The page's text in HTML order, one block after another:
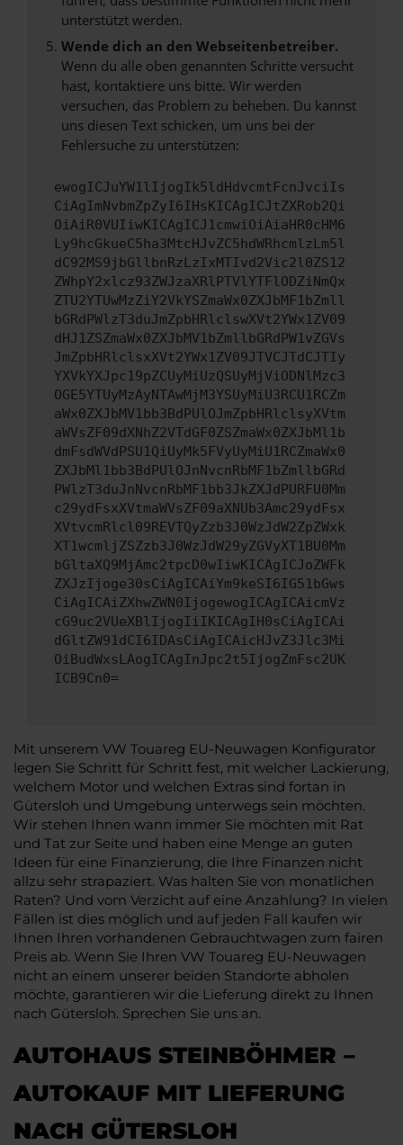
unterstützt werden.
Wende dich an den Webseitenbetreiber.
Wenn du alle oben genannten Schritte versucht
hast, kontaktiere uns bitte. Wir werden
versuchen, das Problem zu beheben. Du kannst
uns diesen Text schicken, um uns bei der
Fehlersuche zu unterstützen:
ewogICJuYW1lIjogIk5ldHdvcmtFcnJvciIs
CiAgImNvbmZpZyI6IHsKICAgICJtZXRob2Qi
OiAiR0VUIiwKICAgICJ1cmwiOiAiaHR0cHM6
Ly9hcGkueC5ha3MtcHJvZC5hdWRhcmlzLm5l
dC92MS9jbGllbnRzLzIxMTIvd2Vic2l0ZS12
ZWhpY2xlcz93ZWJzaXRlPTVlYTFlODZiNmQx
ZTU2YTUwMzZiY2VkYSZmaWx0ZXJbMF1bZmll
bGRdPWlzT3duJmZpbHRlclswXVt2YWx1ZV09
dHJ1ZSZmaWx0ZXJbMV1bZmllbGRdPW1vZGVs
JmZpbHRlclsxXVt2YWx1ZV09JTVCJTdCJTIy
YXVkYXJpc19pZCUyMiUzQSUyMjViODNlMzc3
OGE5YTUyMzAyNTAwMjM3YSUyMiU3RCU1RCZm
aWx0ZXJbMV1bb3BdPUlOJmZpbHRlclsyXVtm
aWVsZF09dXNhZ2VTdGF0ZSZmaWx0ZXJbMl1b
dmFsdWVdPSU1QiUyMk5FVyUyMiU1RCZmaWx0
ZXJbMl1bb3BdPUlOJnNvcnRbMF1bZmllbGRd
PWlzT3duJnNvcnRbMF1bb3JkZXJdPURFU0Mm
c29ydFsxXVtmaWVsZF09aXNUb3Amc29ydFsx
XVtvcmRlcl09REVTQyZzb3J0WzJdW2ZpZWxk
XT1wcmljZSZzb3J0WzJdW29yZGVyXT1BU0Mm
bGltaXQ9MjAmc2tpcD0wIiwKICAgICJoZWFk
ZXJzIjoge30sCiAgICAiYm9keSI6IG51bGws
CiAgICAiZXhwZWN0IjogewogICAgICAicmVz
cG9uc2VUeXBlIjogIiIKICAgIH0sCiAgICAi
dGltZW91dCI6IDAsCiAgICAicHJvZ3Jlc3Mi
OiBudWxsLAogICAgInJpc2t5IjogZmFsc2UK
ICB9Cn0=
Mit unserem VW Touareg EU-Neuwagen Konfigurator
legen Sie Schritt für Schritt fest, mit welcher Lackierung,
welchem Motor und welchen Extras sind fortan in
Gütersloh und Umgebung unterwegs sein möchten.
Wir stehen Ihnen wann immer Sie möchten mit Rat
und Tat zur Seite und haben eine Menge an guten
Ideen für eine Finanzierung, die Ihre Finanzen nicht
allzu sehr strapaziert. Was halten Sie von monatlichen
Raten? Und vom Verzicht auf eine Anzahlung? In vielen
Fällen ist dies möglich und auf jeden Fall kaufen wir
Ihnen Ihren vorhandenen Gebrauchtwagen zum fairen
Preis ab. Wenn Sie Ihren VW Touareg EU-Neuwagen
nicht an einem unserer beiden Standorte abholen
möchte, garantieren wir die Lieferung direkt zu Ihnen
nach Gütersloh. Sprechen Sie uns an.
AUTOHAUS STEINBÖHMER –
AUTOKAUF MIT LIEFERUNG
NACH GÜTERSLOH